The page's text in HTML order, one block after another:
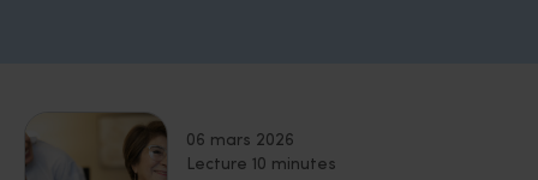
06 mars 2026
Lecture 10 minutes